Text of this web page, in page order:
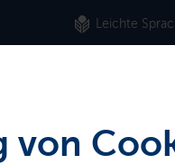
von
Leichte